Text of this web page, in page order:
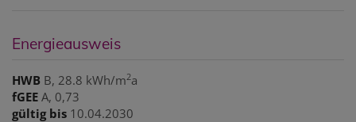
Energieausweis
HWB B, 28.8 kWh/m2a
fGEE A, 0,73
gültig bis 10.04.2030